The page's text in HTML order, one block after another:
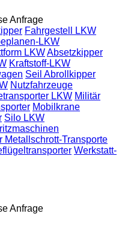
Anfrage
Fahrgestell LKW
LKW
LKWAbsetzkipper
Kraftstoff-LKW
Seil Abrollkipper
Nutzfahrzeuge
LKW Militär
Mobilkrane
Silo LKW
Metallschrott-Transporte
Werkstatt-
Anfrage